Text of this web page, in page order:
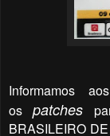
Informamos
os patches
BRASILEIRO